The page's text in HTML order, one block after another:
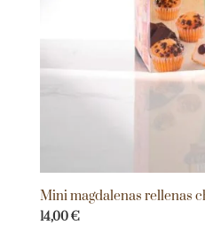
Mini magdalenas rellenas
14,00€